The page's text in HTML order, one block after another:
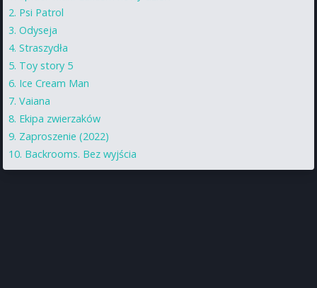
Psi Patrol
Odyseja
Straszydła
Toy story 5
Ice Cream Man
Vaiana
Ekipa zwierzaków
Zaproszenie (2022)
Backrooms. Bez wyjścia